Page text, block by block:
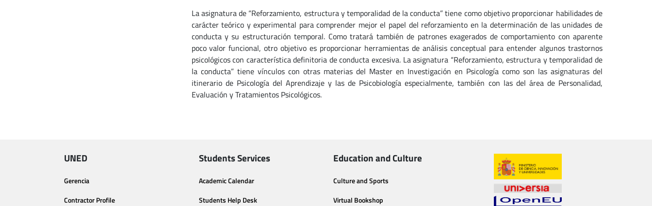
La asignatura de “Reforzamiento, estructura y temporalidad de la conducta” tiene como objetivo proporcionar habilidades de
carácter teórico y experimental para comprender mejor el papel del reforzamiento en la determinación de las unidades de
conducta y su estructuración temporal. Como tratará también de patrones exagerados de comportamiento con aparente
poco valor funcional, otro objetivo es proporcionar herramientas de análisis conceptual para entender algunos trastornos
psicológicos con característica definitoria de conducta excesiva. La asignatura “Reforzamiento, estructura y temporalidad de
la conducta” tiene vínculos con otras materias del Master en Investigación en Psicología como son las asignaturas del
itinerario de Psicología del Aprendizaje y las de Psicobiología especialmente, también con las del área de Personalidad,
Evaluación y Tratamientos Psicológicos.
UNED
Gerencia
Contractor Profile
Students Services
Academic Calendar
Students Help Desk
Education and Culture
Culture and Sports
Virtual Bookshop